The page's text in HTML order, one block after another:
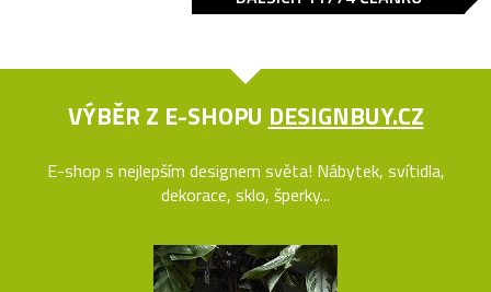
VÝBĚR Z E-SHOPU DESIGNBUY.CZ
E-shop s nejlepším designem světa! Nábytek, svítidla,
dekorace, sklo, šperky...